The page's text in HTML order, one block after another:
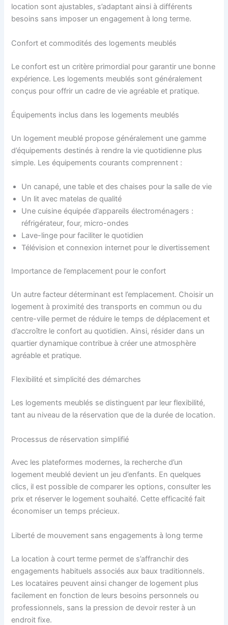
location sont ajustables, s’adaptant ainsi à différents
besoins sans imposer un engagement à long terme.
Confort et commodités des logements meublés
Le confort est un critère primordial pour garantir une bonne
expérience. Les logements meublés sont généralement
conçus pour offrir un cadre de vie agréable et pratique.
Équipements inclus dans les logements meublés
Un logement meublé propose généralement une gamme
d’équipements destinés à rendre la vie quotidienne plus
simple. Les équipements courants comprennent :
Un canapé, une table et des chaises pour la salle de vie
Un lit avec matelas de qualité
Une cuisine équipée d’appareils électroménagers :
réfrigérateur, four, micro-ondes
Lave-linge pour faciliter le quotidien
Télévision et connexion internet pour le divertissement
Importance de l’emplacement pour le confort
Un autre facteur déterminant est l’emplacement. Choisir un
logement à proximité des transports en commun ou du
centre-ville permet de réduire le temps de déplacement et
d’accroître le confort au quotidien. Ainsi, résider dans un
quartier dynamique contribue à créer une atmosphère
agréable et pratique.
Flexibilité et simplicité des démarches
Les logements meublés se distinguent par leur flexibilité,
tant au niveau de la réservation que de la durée de location.
Processus de réservation simplifié
Avec les plateformes modernes, la recherche d’un
logement meublé devient un jeu d’enfants. En quelques
clics, il est possible de comparer les options, consulter les
prix et réserver le logement souhaité. Cette efficacité fait
économiser un temps précieux.
Liberté de mouvement sans engagements à long terme
La location à court terme permet de s’affranchir des
engagements habituels associés aux baux traditionnels.
Les locataires peuvent ainsi changer de logement plus
facilement en fonction de leurs besoins personnels ou
professionnels, sans la pression de devoir rester à un
endroit fixe.